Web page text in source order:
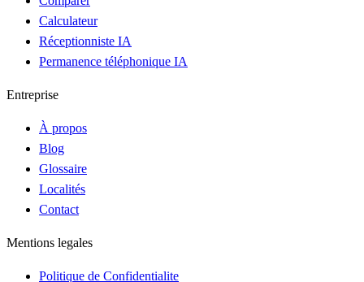
Calculateur
Réceptionniste IA
Permanence téléphonique IA
Entreprise
À propos
Blog
Glossaire
Localités
Contact
Mentions legales
Politique de Confidentialite